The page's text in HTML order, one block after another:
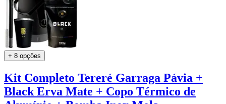
+ 8 opções
Kit Completo Tereré Garraga Pávia +
Black Erva Mate + Copo Térmico de